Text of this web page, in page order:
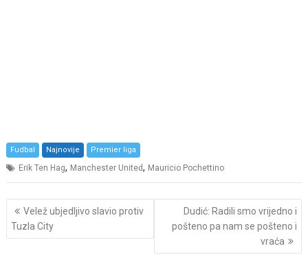
Fudbal Najnovije Premier liga
Erik Ten Hag, Manchester United, Mauricio Pochettino
Post
navigation
Velež ubjedljivo slavio protiv
Tuzla City
Dudić: Radili smo vrijedno i
pošteno pa nam se pošteno i
vraća